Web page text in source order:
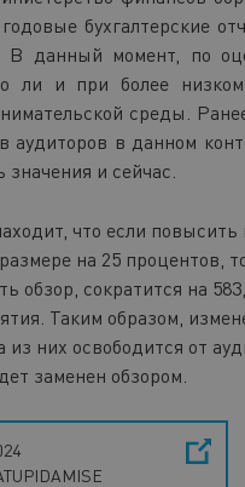
бухгалтерские
В данный момент, по
ли и при более
среды.
аудиторов в данном
и сейчас.
что если
на 25 процентов,
обзор, сократится на
Таким образом,
из них освободится от
заменен обзором.